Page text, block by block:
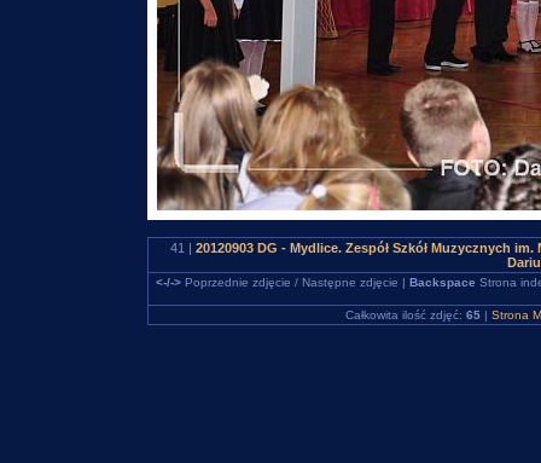
41 | 20120903 DG - Mydlice. Zespół Szkół Muzycznych
<-/->Poprzednie zdjęcie / Następne zdjęcie | Backspace Strona
Całkowita ilość zdjęć: 65 | Strona